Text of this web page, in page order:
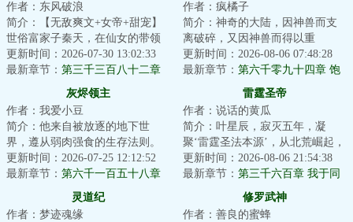
作者：东风破浪
简介：【无敌爽文+女帝+甜宠】
世俗富家子秦天，在仙女的带领
下加入了昆仑剑派，成为了昆仑
小师叔。觉醒签...
更新时间：2026-07-30 13:02:33
最新章节： 第三千三百八十二章
作者：疯橘子
简介：神奇的大陆，因神兽而支
离破碎，又因神兽而得以重
生！！各方势力追寻多年的重宝
出世，一场腥风血雨...
更新时间：2026-08-06 07:48:28
最新章节： 第六千零九十四章 饱
灰烬领主
作者：我爱小豆
简介：他来自被放逐的地下世
界，遵从弱肉强食的生存法则。
他是真理的探索者，是行走在理
智与疯狂边缘的巫...
更新时间：2026-07-25 12:12:52
最新章节： 第六千一百五十八章
雷霆圣帝
作者：说话的黄瓜
简介：叶星辰，寂灭五年，凝
聚‘雷霆圣法本源’，从北荒崛起，
探寻身世谜，沐浴天骄血，夺诸
天造化，斩因...
更新时间：2026-08-06 21:54:38
最新章节： 第三千六百章 我于同
灵道纪
作者：梦迹魂缘
修罗武神
作者：善良的蜜蜂